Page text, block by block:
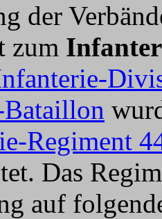
der
zum
Regiment
Das
auf